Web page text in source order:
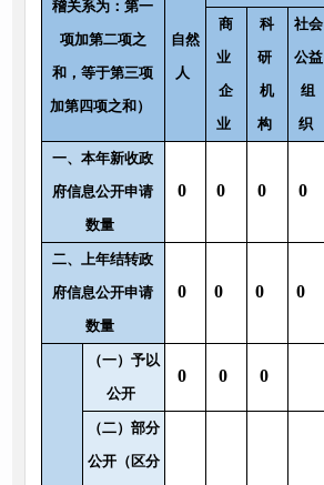
稽关系为：第一
项加第二项之
和，等于第三项
加第四项之和）
自然
人
商
业
企
业
科
研
机
构
社会
公益
组
织
一、本年新收政
府信息公开申请
数量
0 0 0 0
二、上年结转政
府信息公开申请
数量
0 0 0 0
（一）予以
公开
0 0 0
（二）部分
公开（区分